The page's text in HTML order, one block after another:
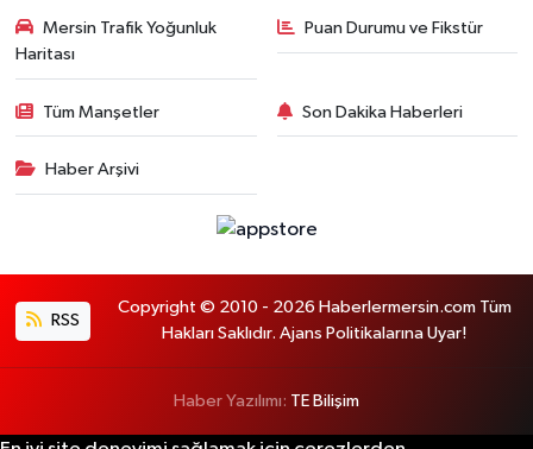
Mersin Trafik Yoğunluk
Haritası
Puan Durumu ve Fikstür
Tüm Manşetler Son Dakika Haberleri
Haber Arşivi
RSS
Copyright © 2010 - 2026 Haberlermersin.com Tüm
Hakları Saklıdır. Ajans Politikalarına Uyar!
Haber Yazılımı: TE Bilişim